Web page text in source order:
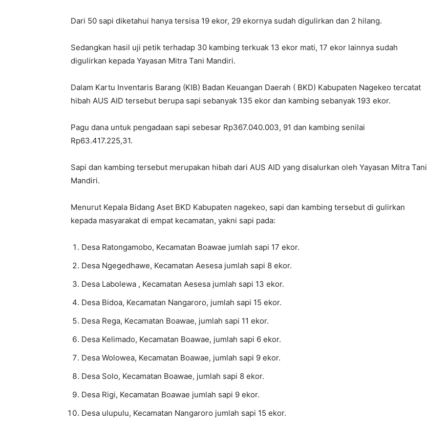
Dari 50 sapi diketahui hanya tersisa 19 ekor, 29 ekornya sudah digulirkan dan 2 hilang.
Sedangkan hasil uji petik terhadap 30 kambing terkuak 13 ekor mati, 17 ekor lainnya sudah
digulirkan kepada Yayasan Mitra Tani Mandiri.
Dalam Kartu Inventaris Barang (KIB) Badan Keuangan Daerah ( BKD) Kabupaten Nagekeo tercatat
hibah AUS AID tersebut berupa sapi sebanyak 135 ekor dan kambing sebanyak 193 ekor.
Pagu dana untuk pengadaan sapi sebesar Rp367.040.003, 91 dan kambing senilai
Rp63.417.225,31.
Sapi dan kambing tersebut merupakan hibah dari AUS AID yang disalurkan oleh Yayasan Mitra Tani
Mandiri.
Menurut Kepala Bidang Aset BKD Kabupaten nagekeo, sapi dan kambing tersebut di gulirkan
kepada masyarakat di empat kecamatan, yakni sapi pada:
Desa Ratongamobo, Kecamatan Boawae jumlah sapi 17 ekor.
Desa Ngegedhawe, Kecamatan Aesesa jumlah sapi 8 ekor.
Desa Labolewa , Kecamatan Aesesa jumlah sapi 13 ekor.
Desa Bidoa, Kecamatan Nangaroro, jumlah sapi 15 ekor.
Desa Rega, Kecamatan Boawae, jumlah sapi 11 ekor.
Desa Kelimado, Kecamatan Boawae, jumlah sapi 6 ekor.
Desa Wolowea, Kecamatan Boawae, jumlah sapi 9 ekor.
Desa Solo, Kecamatan Boawae, jumlah sapi 8 ekor.
Desa Rigi, Kecamatan Boawae jumlah sapi 9 ekor.
Desa ulupulu, Kecamatan Nangaroro jumlah sapi 15 ekor.